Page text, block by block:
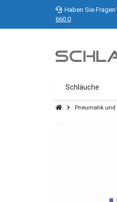
Haben Sie
660 0
Schläuche
Pneumatik und